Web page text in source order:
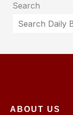
Search
ABOUT US